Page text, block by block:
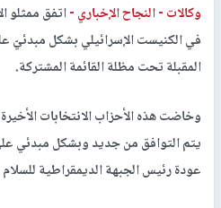
وكالات -النجاح الإخباري -اتفق ممثلو
في الكنيست الإسرائيلي بشكل مبدئيّ
المقبلة تحت مظلة القائمة المشتركة.
وخاضت هذه الأحزاب الانتخابات
يتم التوافق من جديد وبشكل مبدئي
عودة رئيس الجبهة الديمقراطية